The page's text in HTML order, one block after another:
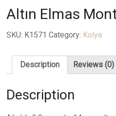
Altın Elmas
SKU: K1571 Category: Kolye
Description Reviews (0)
Description